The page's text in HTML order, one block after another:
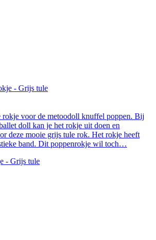
rokje voor de metoodoll knuffel poppen. Bij
doll kan je het rokje uit doen en
deze mooie grijs tule rok. Het rokje heeft
band. Dit poppenrokje wil toch…
- Grijs tule